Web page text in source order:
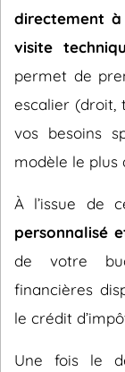
directement
visite
permet de
escalier (droit,
vos besoins
modèle le plus
À l’issue de
personnalisé
de votre
financières
le crédit
Une fois le